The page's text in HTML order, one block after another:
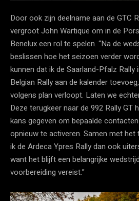
Door ook zijn deelname aan de GTC
vergroot John Wartique om in de
Benelux een rol te spelen. “Na de
beslissen hoe het seizoen verder
kunnen dat ik de Saarland-Pfalz Rally
Belgian Rally aan de kalender
volgens plan verloopt. Laten we
Deze terugkeer naar de 992 Rally GT
kans gegeven om bepaalde
opnieuw te activeren. Samen met het
ik de Ardeca Ypres Rally dan ook
want het blijft een belangrijke
voorbereiding vereist.”